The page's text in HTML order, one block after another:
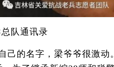
队通讯录
的名字，梁爷爷很激动